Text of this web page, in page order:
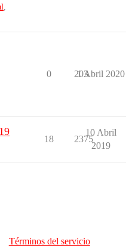
,
0 203
1 Abril 2020
18 2375
10 Abril
2019
Términos del servicio